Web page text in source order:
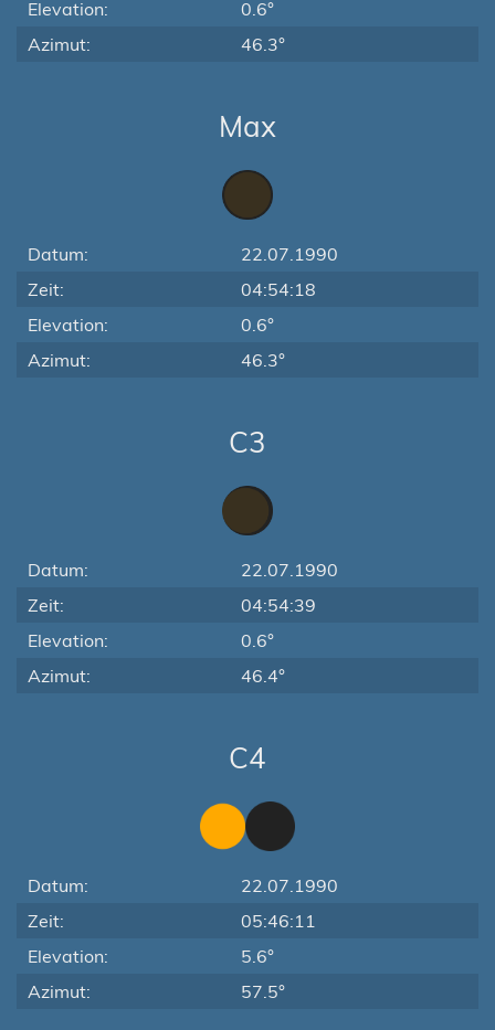
Elevation:
0.6°
Azimut:
46.3°
Max
Datum:
22.07.1990
Zeit:
04:54:18
Elevation:
0.6°
Azimut:
46.3°
C3
Datum:
22.07.1990
Zeit:
04:54:39
Elevation:
0.6°
Azimut:
46.4°
C4
Datum:
22.07.1990
Zeit:
05:46:11
Elevation:
5.6°
Azimut:
57.5°